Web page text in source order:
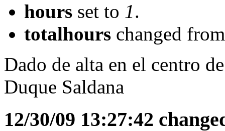
hours set to 1.
totalhours changed
Dado de alta en el centro
Duque Saldana
12/30/09 13:27:42